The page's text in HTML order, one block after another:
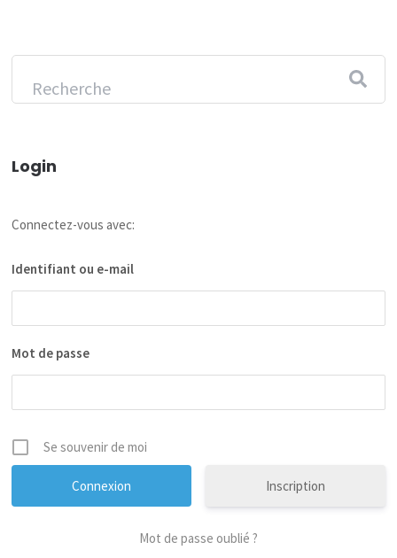
Login
Connectez-vous avec:
Identifiant ou e-mail
Mot de passe
Se souvenir de moi
Inscription
Mot de passe oublié ?